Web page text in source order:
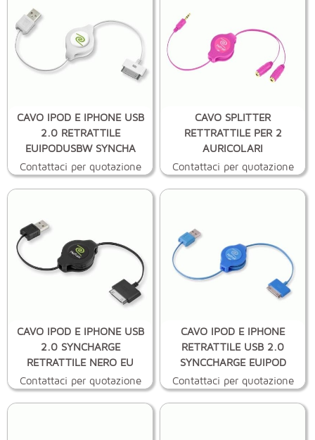
CAVO IPOD E IPHONE USB
2.0 RETRATTILE
EUIPODUSBW SYNCHA
Contattaci per quotazione
CAVO SPLITTER
RETTRATTILE PER 2
AURICOLARI
EUCABLESPLPK
Contattaci per quotazione
CAVO IPOD E IPHONE USB
2.0 SYNCHARGE
RETRATTILE NERO EU
Contattaci per quotazione
CAVO IPOD E IPHONE
RETRATTILE USB 2.0
SYNCCHARGE EUIPOD
Contattaci per quotazione